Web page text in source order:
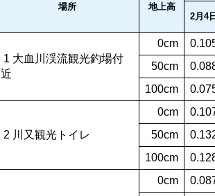
場所 地上高
2月4
1 大血川渓流観光釣場付
近
0cm
50cm
100cm
2 川又観光トイレ
0cm
50cm
100cm
0cm